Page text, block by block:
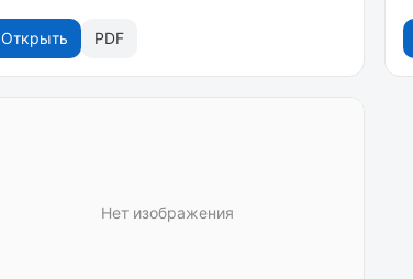
Открыть PDF
Нет изображения